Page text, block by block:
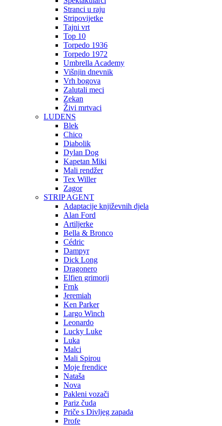
Stranci u raju
Stripovijetke
Tajni vrt
Top 10
Torpedo 1936
Torpedo 1972
Umbrella Academy
Višnjin dnevnik
Vrh bogova
Zalutali meci
Zekan
Živi mrtvaci
LUDENS
Blek
Chico
Diabolik
Dylan Dog
Kapetan Miki
Mali rendžer
Tex Willer
Zagor
STRIP AGENT
Adaptacije književnih djela
Alan Ford
Artiljerke
Bella & Bronco
Cédric
Dampyr
Dick Long
Dragonero
Elfien grimorij
Frnk
Jeremiah
Ken Parker
Largo Winch
Leonardo
Lucky Luke
Luka
Malci
Mali Spirou
Moje frendice
Nataša
Nova
Pakleni vozači
Pariz čuda
Priče s Divljeg zapada
Profe